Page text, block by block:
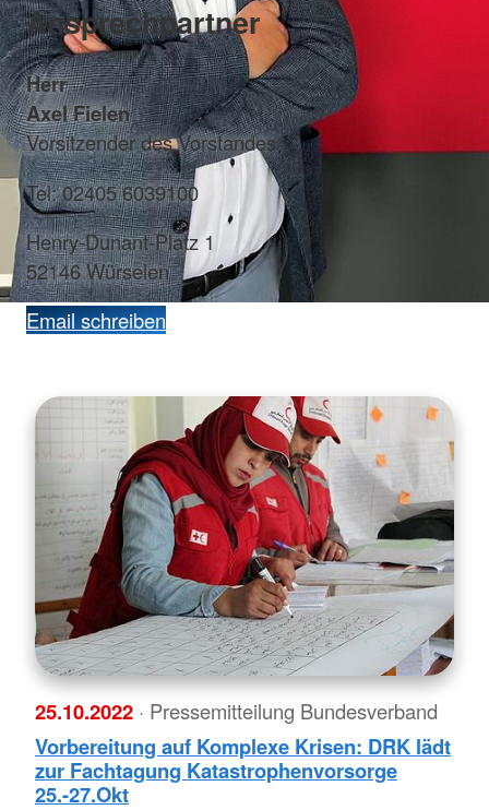
Ansprechpartner
Herr
Axel Fielen
Vorsitzender des Vorstandes
Tel: 02405 6039100
Henry-Dunant-Platz 1
52146 Würselen
Email schreiben
25.10.2022 · Pressemitteilung Bundesverband
Vorbereitung auf Komplexe Krisen: DRK lädt
zur Fachtagung Katastrophenvorsorge
25.-27.Okt